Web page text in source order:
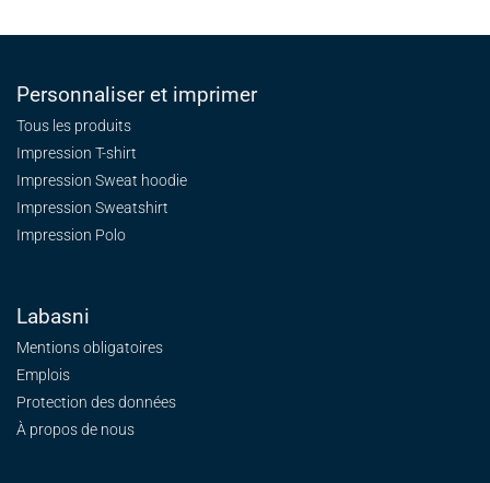
Personnaliser et imprimer
Tous les produits
Impression T-shirt
Impression Sweat hoodie
Impression Sweatshirt
Impression Polo
Labasni
Mentions obligatoires
Emplois
Protection des données
À propos de nous